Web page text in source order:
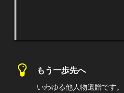
もう一歩先へ
いわゆる他人物遺贈です。